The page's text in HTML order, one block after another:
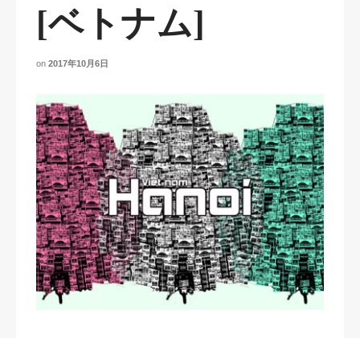
[ベトナム]
on 2017年10月6日